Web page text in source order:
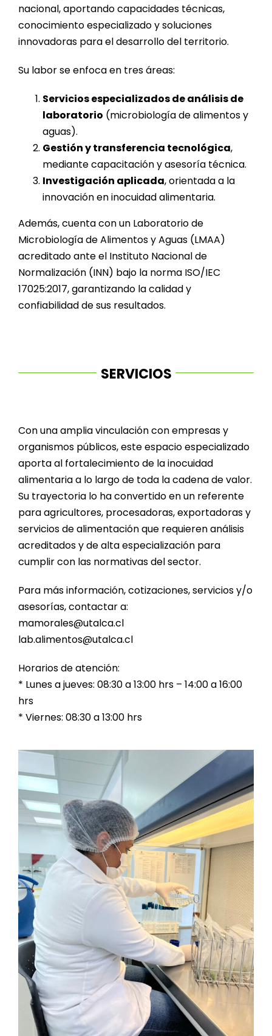
nacional, aportando capacidades técnicas,
conocimiento especializado y soluciones
innovadoras para el desarrollo del territorio.
Su labor se enfoca en tres áreas:
Servicios especializados de análisis de
laboratorio (microbiología de alimentos y
aguas).
Gestión y transferencia tecnológica,
mediante capacitación y asesoría técnica.
Investigación aplicada, orientada a la
innovación en inocuidad alimentaria.
Además, cuenta con un Laboratorio de
Microbiología de Alimentos y Aguas (LMAA)
acreditado ante el Instituto Nacional de
Normalización (INN) bajo la norma ISO/IEC
17025:2017, garantizando la calidad y
confiabilidad de sus resultados.
SERVICIOS
Con una amplia vinculación con empresas y
organismos públicos, este espacio especializado
aporta al fortalecimiento de la inocuidad
alimentaria a lo largo de toda la cadena de valor.
Su trayectoria lo ha convertido en un referente
para agricultores, procesadoras, exportadoras y
servicios de alimentación que requieren análisis
acreditados y de alta especialización para
cumplir con las normativas del sector.
Para más información, cotizaciones, servicios y/o
asesorías, contactar a:
mamorales@utalca.cl
lab.alimentos@utalca.cl
Horarios de atención:
* Lunes a jueves: 08:30 a 13:00 hrs – 14:00 a 16:00
hrs
* Viernes: 08:30 a 13:00 hrs